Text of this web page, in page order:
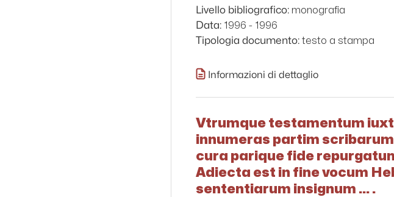
Livello bibliografico: monografia
Data: 1996 - 1996
Tipologia documento: testo a stampa
Informazioni di dettaglio
Vtrumque testamentum
innumeras partim
cura parique fide
Adiecta est in fine vocum
sententiarum insignum ... .